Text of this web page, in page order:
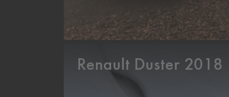
Renault Duster 2018